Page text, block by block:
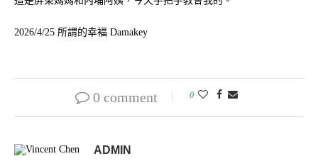
2026/4/25 所謂的幸褔 Damakey
0 comment 0
ADMIN